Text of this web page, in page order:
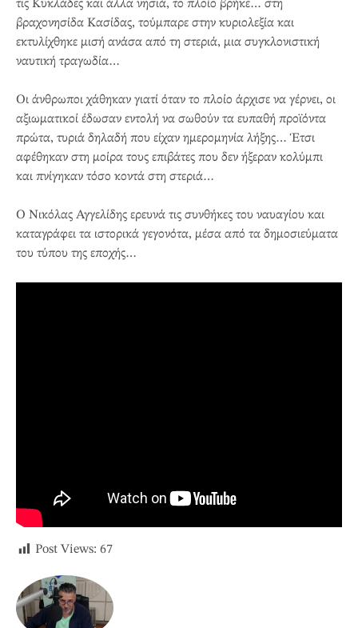
τις Κυκλάδες και άλλα νησιά, το πλοίο βρήκε… στη
βραχονησίδα Κασίδας, τούμπαρε στην κυριολεξία και
εκτυλίχθηκε μισή ανάσα από τη στεριά, μια συγκλονιστική
ναυτική τραγωδία…
Οι άνθρωποι χάθηκαν γιατί όταν το πλοίο άρχισε να γέρνει, οι
αξιωματικοί έδωσαν εντολή να σωθούν τα ευπαθή προϊόντα
πρώτα, τυριά δηλαδή που είχαν ημερομηνία λήξης… Έτσι
αφέθηκαν στη μοίρα τους επιβάτες που δεν ήξεραν κολύμπι
και πνίγηκαν τόσο κοντά στη στεριά…
Ο Νικόλας Αγγελίδης ερευνά τις συνθήκες του ναυαγίου και
καταγράφει τα ιστορικά γεγονότα, μέσα από τα δημοσιεύματα
του τύπου της εποχής…
Post Views: 67